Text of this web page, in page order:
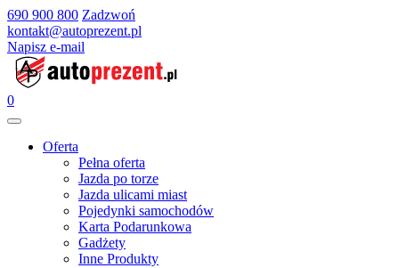
690 900 800 Zadzwoń
kontakt@autoprezent.pl
Napisz e-mail
0
Oferta
Pełna oferta
Jazda po torze
Jazda ulicami miast
Pojedynki samochodów
Karta Podarunkowa
Gadżety
Inne Produkty